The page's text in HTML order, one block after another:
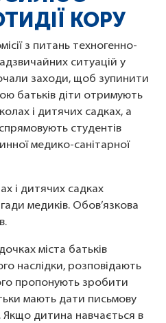
КОРУ
з питань техногенно-
ситуацій у
заходи, щоб зупинити
батьків діти отримують
і дитячих садках, а
студентів
медико-санітарної
і дитячих садках
медиків. Обов’язкова
міста батьків
наслідки, розповідають
пропонують зробити
мають дати письмову
Якщо дитина навчається в